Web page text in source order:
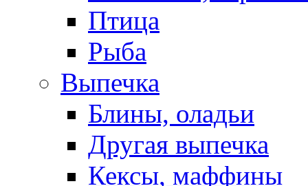
Птица
Рыба
Выпечка
Блины, оладьи
Другая выпечка
Кексы, маффины